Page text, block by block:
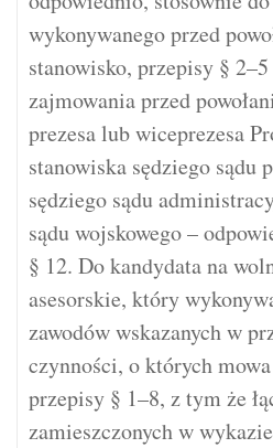
wykonywanego przed
stanowisko, przepisy §
zajmowania przed
prezesa lub wiceprezesa
stanowiska sędziego sądu
sędziego sądu
sądu wojskowego –
§ 12. Do kandydata na
asesorskie, który
zawodów wskazanych w
czynności, o których
przepisy § 1–8, z tym że
zamieszczonych w